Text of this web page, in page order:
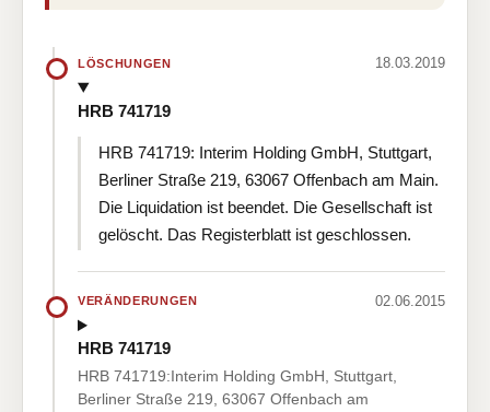
LÖSCHUNGEN 18.03.2019
HRB 741719
HRB 741719: Interim Holding GmbH, Stuttgart,
Berliner Straße 219, 63067 Offenbach am Main.
Die Liquidation ist beendet. Die Gesellschaft ist
gelöscht. Das Registerblatt ist geschlossen.
VERÄNDERUNGEN 02.06.2015
HRB 741719
HRB 741719:Interim Holding GmbH, Stuttgart,
Berliner Straße 219, 63067 Offenbach am